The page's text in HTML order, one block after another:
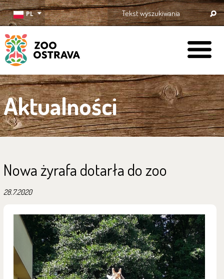
PL
ZOO Ostrava
Aktualności
Nowa żyrafa dotarła do zoo
28.7.2020